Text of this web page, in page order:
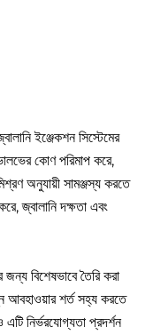
ইঞ্জেকশন সিস্টেমের
কোণ পরিমাপ করে,
অনুযায়ী সামঞ্জস্য করতে
জ্বালানি দক্ষতা এবং
জন্য বিশেষভাবে তৈরি করা
আবহাওয়ার শর্ত সহ্য করতে
নির্ভরযোগ্যতা প্রদর্শন